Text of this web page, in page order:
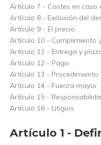
Artículo 7 - Costes en caso
Artículo 8 - Exclusión del
Artículo 9 - El precio
Artículo 10 - Cumplimiento
Artículo 11 - Entrega y
Artículo 12 - Pago
Artículo 13 - Procedimiento
Artículo 14 - Fuerza mayor
Artículo 15 -
Artículo 16 - Litigios
Artículo 1 -